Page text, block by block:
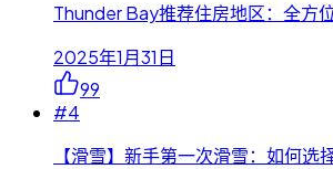
Thunder Bay推荐住房地区：全方
2025年1月31日
99
#4
【滑雪】新手第一次滑雪：如何选